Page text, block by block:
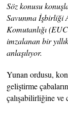
Söz konusu
Savunma İşbirliği
Komutanlığı
imzalanan bir
anlaşılıyor.
Yunan ordusu,
geliştirme
çalışabilirliğine ve